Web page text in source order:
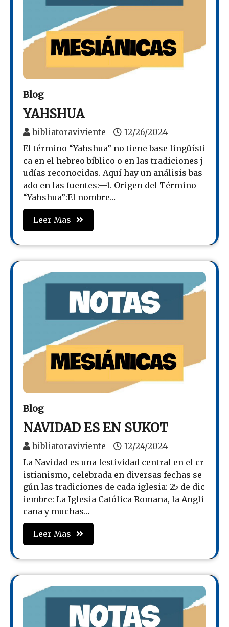
Blog
YAHSHUA
bibliatoraviviente
12/26/2024
El término “Yahshua” no tiene base lingüísti
ca en el hebreo bíblico o en las tradiciones j
udías reconocidas. Aquí hay un análisis bas
ado en las fuentes:—1. Origen del Término
“Yahshua”:El nombre…
Leer Mas
Blog
NAVIDAD ES EN SUKOT
bibliatoraviviente
12/24/2024
La Navidad es una festividad central en el cr
istianismo, celebrada en diversas fechas se
gún las tradiciones de cada iglesia: 25 de dic
iembre: La Iglesia Católica Romana, la Angli
cana y muchas…
Leer Mas